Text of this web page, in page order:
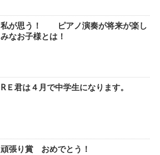
私が思う！ ピアノ演奏が将来が楽し
みなお子様とは！
RＥ君は４月で中学生になります。
頑張り賞 おめでとう！